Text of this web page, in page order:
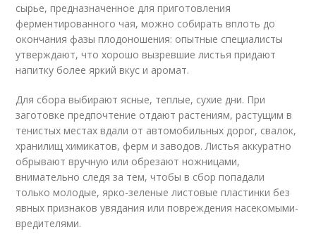
сырье, предназначенное для приготовления
ферментированного чая, можно собирать вплоть до
окончания фазы плодоношения: опытные специалисты
утверждают, что хорошо вызревшие листья придают
напитку более яркий вкус и аромат.
Для сбора выбирают ясные, теплые, сухие дни. При
заготовке предпочтение отдают растениям, растущим в
тенистых местах вдали от автомобильных дорог, свалок,
хранилищ химикатов, ферм и заводов. Листья аккуратно
обрывают вручную или обрезают ножницами,
внимательно следя за тем, чтобы в сбор попадали
только молодые, ярко-зеленые листовые пластинки без
явных признаков увядания или повреждения насекомыми-
вредителями.